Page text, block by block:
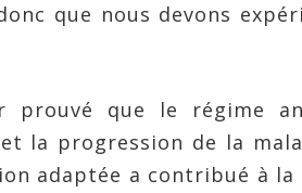
que nous devons
prouvé que le régime
la progression de la
adaptée a contribué à